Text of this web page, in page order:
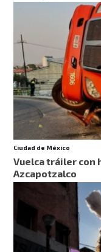
Ciudad de México
Vuelca tráiler con
Azcapotzalco